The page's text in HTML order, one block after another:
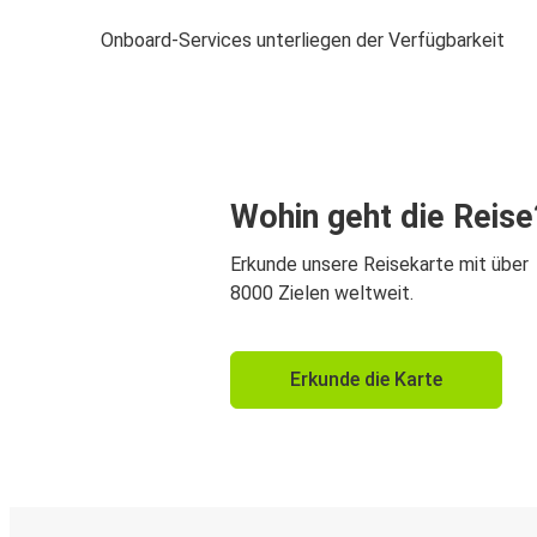
Onboard-Services unterliegen der Verfügbarkeit
Wohin geht die
Erkunde unsere Reisekarte mit über
8000 Zielen weltweit.
Erkunde die Karte